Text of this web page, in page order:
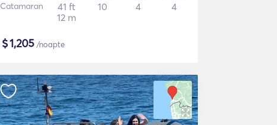
Catamaran
41 ft
12 m
10 4 4
$1,205 /noapte